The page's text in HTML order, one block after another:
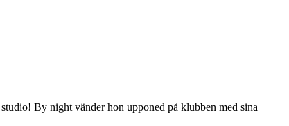
By night vänder hon upponed på klubben med sina